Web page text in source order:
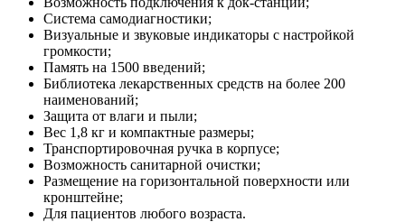
Система самодиагностики;
Визуальные и звуковые индикаторы с настройкой
громкости;
Память на 1500 введений;
Библиотека лекарственных средств на более 200
наименований;
Защита от влаги и пыли;
Вес 1,8 кг и компактные размеры;
Транспортировочная ручка в корпусе;
Возможность санитарной очистки;
Размещение на горизонтальной поверхности или
кронштейне;
Для пациентов любого возраста.